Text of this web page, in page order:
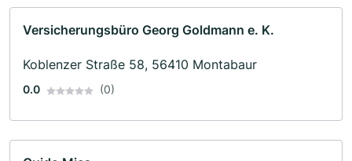
Versicherungsbüro Georg Goldmann e. K.
Koblenzer Straße 58, 56410 Montabaur
0.0 (0)